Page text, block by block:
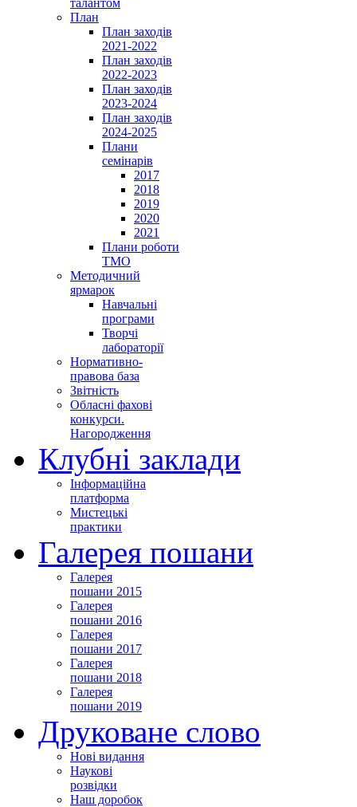
талантом
План
План заходів
2021-2022
План заходів
2022-2023
План заходів
2023-2024
План заходів
2024-2025
Плани
семінарів
2017
2018
2019
2020
2021
Плани роботи
ТМО
Методичний
ярмарок
Навчальні
програми
Творчі
лабораторії
Нормативно-
правова база
Звітність
Обласні фахові
конкурси.
Нагородження
Клубні заклади
Інформаційна
платформа
Мистецькі
практики
Галерея пошани
Галерея
пошани 2015
Галерея
пошани 2016
Галерея
пошани 2017
Галерея
пошани 2018
Галерея
пошани 2019
Друковане слово
Нові видання
Наукові
розвідки
Наш доробок